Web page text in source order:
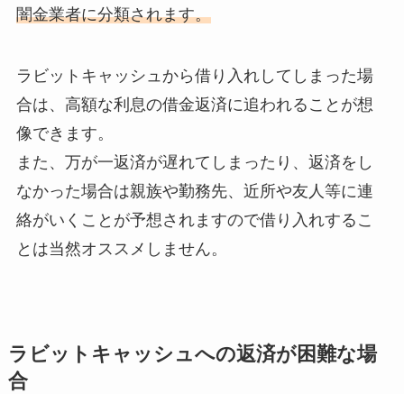
闇金業者に分類されます。
ラビットキャッシュから借り入れしてしまった場
合は、高額な利息の借金返済に追われることが想
像できます。
また、万が一返済が遅れてしまったり、返済をし
なかった場合は親族や勤務先、近所や友人等に連
絡がいくことが予想されますので借り入れするこ
とは当然オススメしません。
ラビットキャッシュへの返済が困難な場
合